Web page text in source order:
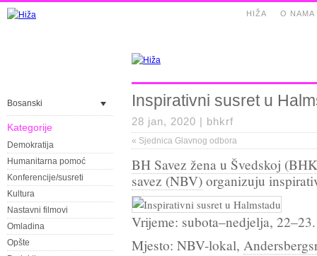
O NAMA
HIŽA
Bosanski
Kategorije
Demokratija
Humanitarna pomoć
Konferencije/susreti
Kultura
Nastavni filmovi
Omladina
Opšte
Inspirativni susret u
28 jan, 2020 | bhkrf
« Sjednica Glavnog odbora
BH Savez žena u Švedskoj
savez (NBV) organizuju
Vrijeme: subota–nedjelja,
Mjesto: NBV-lokal,